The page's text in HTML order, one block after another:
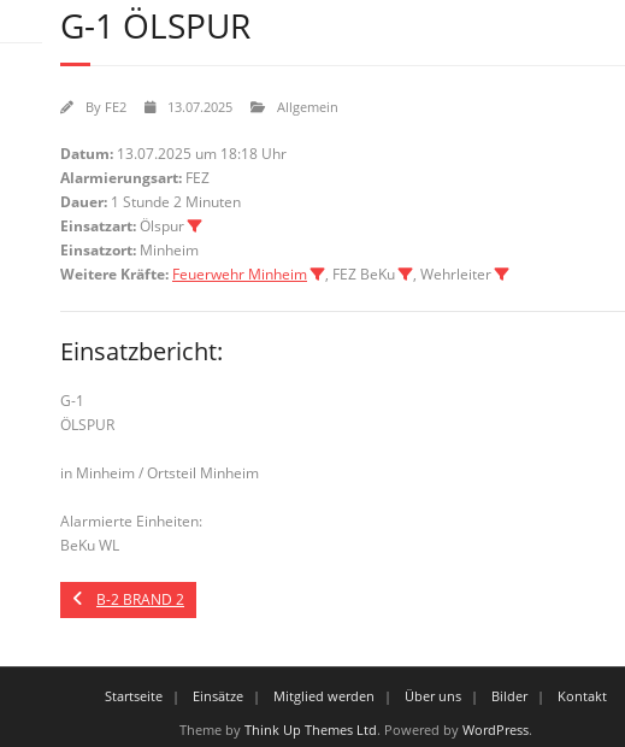
G-1 ÖLSPUR
By FE2 13.07.2025 Allgemein
Datum: 13.07.2025 um 18:18 Uhr
Alarmierungsart: FEZ
Dauer: 1 Stunde 2 Minuten
Einsatzart:Ölspur
Einsatzort: Minheim
Weitere Kräfte: Feuerwehr Minheim , FEZ BeKu , Wehrleiter
Einsatzbericht:
G-1
ÖLSPUR
in Minheim / Ortsteil Minheim
Alarmierte Einheiten:
BeKu WL
B-2 BRAND 2
Startseite Einsätze Mitglied werden Über uns Bilder
Kontakt
Theme by Think Up Themes Ltd. Powered by WordPress.